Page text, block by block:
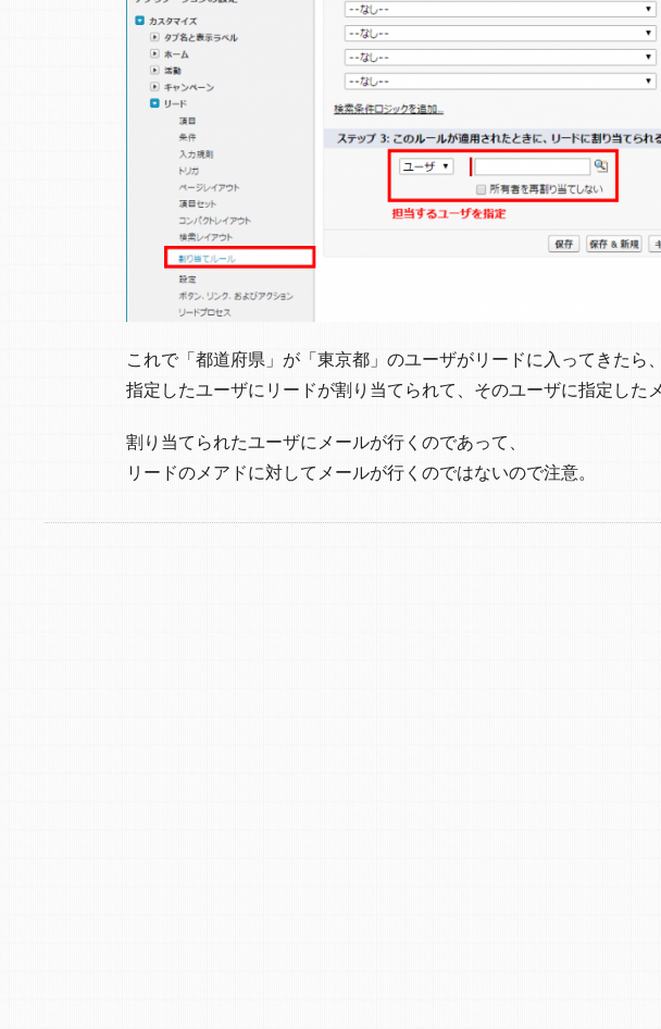
これで「都道府県」が「東京都」のユーザがリードに入ってきたら、
指定したユーザにリードが割り当てられて、そのユーザに指定した
割り当てられたユーザにメールが行くのであって、
リードのメアドに対してメールが行くのではないので注意。